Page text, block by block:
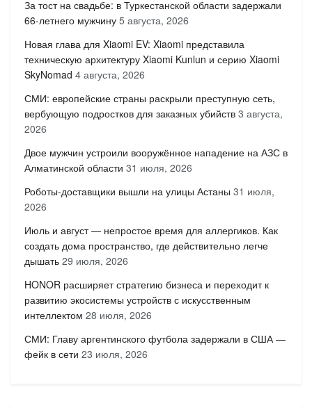
За тост на свадьбе: в Туркестанской области задержали
66-летнего мужчину 5 августа, 2026
Новая глава для Xiaomi EV: Xiaomi представила
техническую архитектуру Xiaomi Kunlun и серию Xiaomi
SkyNomad 4 августа, 2026
СМИ: европейские страны раскрыли преступную сеть,
вербующую подростков для заказных убийств 3 августа,
2026
Двое мужчин устроили вооружённое нападение на АЗС в
Алматинской области 31 июля, 2026
Роботы-доставщики вышли на улицы Астаны 31 июля,
2026
Июль и август — непростое время для аллергиков. Как
создать дома пространство, где действительно легче
дышать 29 июля, 2026
HONOR расширяет стратегию бизнеса и переходит к
развитию экосистемы устройств с искусственным
интеллектом 28 июля, 2026
СМИ: Главу аргентинского футбола задержали в США —
фейк в сети 23 июля, 2026